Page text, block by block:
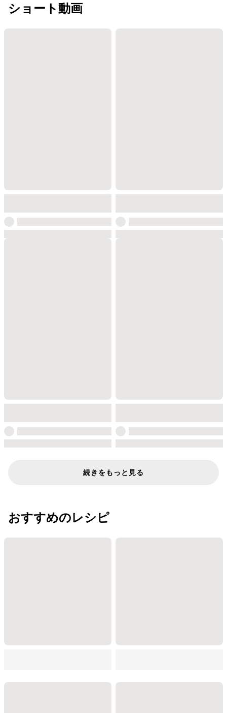
ショート動画
続きをもっと見る
おすすめのレシピ